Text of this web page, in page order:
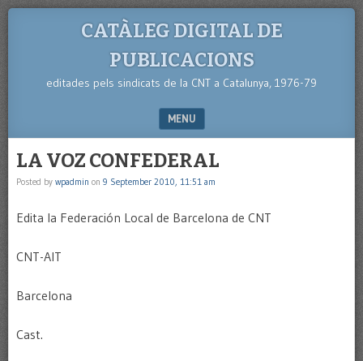
CATÀLEG DIGITAL DE
PUBLICACIONS
editades pels sindicats de la CNT a Catalunya, 1976-79
MENU
LA VOZ CONFEDERAL
Posted by wpadmin on 9 September 2010, 11:51 am
Edita la Federación Local de Barcelona de CNT
CNT-AIT
Barcelona
Cast.